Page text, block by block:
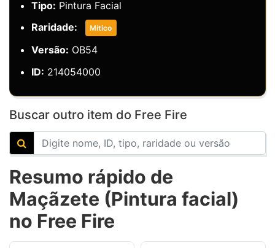
Tipo: Pintura Facial
Raridade:
Mítico
Versão: OB54
ID: 214054000
Buscar outro item do Free Fire
Resumo rápido de
Maçãzete (Pintura facial)
no Free Fire